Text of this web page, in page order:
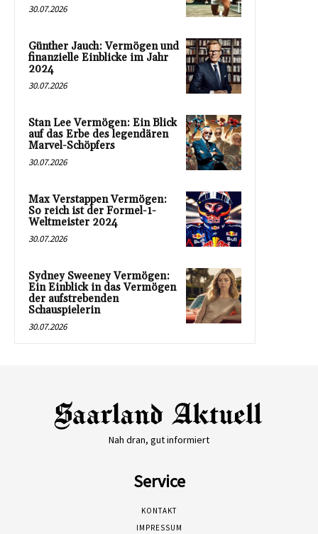
30.07.2026
Günther Jauch: Vermögen und
finanzielle Einblicke im Jahr
2024
30.07.2026
Stan Lee Vermögen: Ein Blick
auf das Erbe des legendären
Marvel-Schöpfers
30.07.2026
Max Verstappen Vermögen:
So reich ist der Formel-1-
Weltmeister 2024
30.07.2026
Sydney Sweeney Vermögen:
Ein Einblick in das Vermögen
der aufstrebenden
Schauspielerin
30.07.2026
Nah dran, gut informiert
Service
KONTAKT
IMPRESSUM